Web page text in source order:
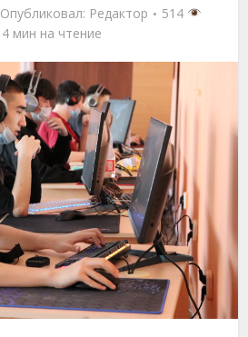
Опубликовал: Редактор
514
4 мин на чтение